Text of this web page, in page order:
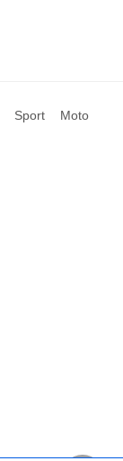
Sport Moto